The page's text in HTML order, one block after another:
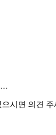
…
시면 의견 주